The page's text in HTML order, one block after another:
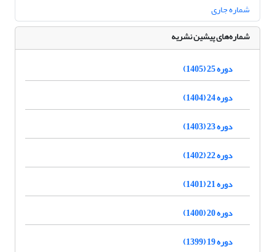
شماره جاری
شماره‌های پیشین نشریه
دوره 25 (1405)
دوره 24 (1404)
دوره 23 (1403)
دوره 22 (1402)
دوره 21 (1401)
دوره 20 (1400)
دوره 19 (1399)